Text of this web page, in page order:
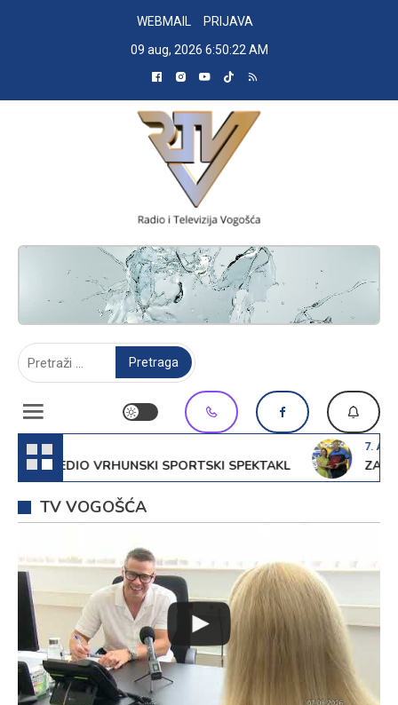
WEBMAIL
PRIJAVA
09 aug, 2026 6:50:24 AM
RADIO TELEVIZIJA VOGOŠĆA
VRHUNSKI SPORTSKI SPEKTAKL
7. Augusta
TV VOGOŠĆA